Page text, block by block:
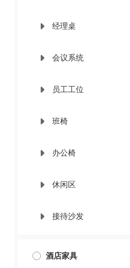
经理桌
会议系统
员工工位
班椅
办公椅
休闲区
接待沙发
酒店家具